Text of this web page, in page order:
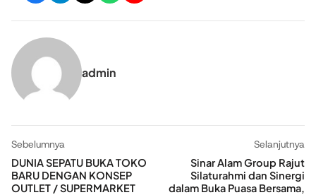
admin
Sebelumnya
DUNIA SEPATU BUKA TOKO
BARU DENGAN KONSEP
OUTLET / SUPERMARKET
Selanjutnya
Sinar Alam Group Rajut
Silaturahmi dan Sinergi
dalam Buka Puasa Bersama,